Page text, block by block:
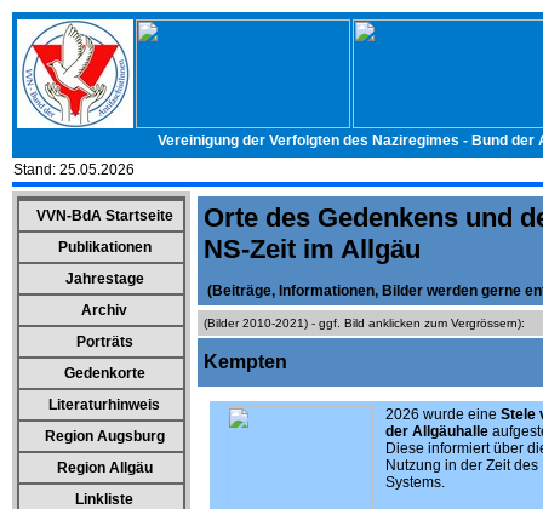
Vereinigung der Verfolgten des Naziregimes - Bund
Stand: 25.05.2026
VVN-BdA Startseite
Publikationen
Jahrestage
Archiv
Porträts
Gedenkorte
Literaturhinweis
Region Augsburg
Region Allgäu
Linkliste
Orte des Gedenkens und
NS-Zeit im Allgäu
(Beiträge, Informationen, Bilder werden gerne
(Bilder 2010-2021) - ggf. Bild anklicken zum Vergrössern):
Kempten
2026 wurde eine Stele
der Allgäuhalle
Diese informiert über
Nutzung in der Zeit des
Systems.